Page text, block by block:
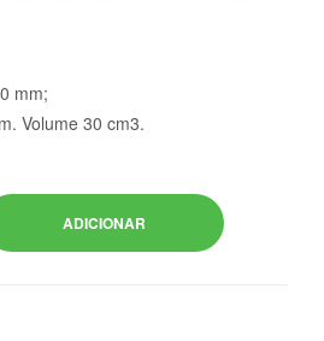
mm;
Volume 30 cm3.
ADICIONAR